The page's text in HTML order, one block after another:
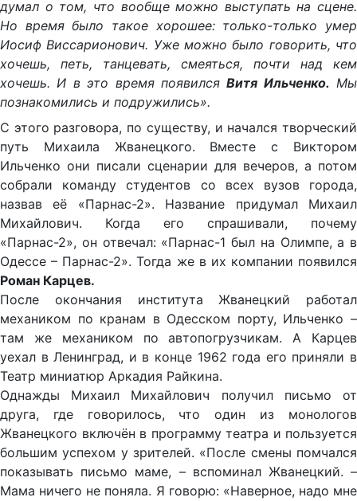
думал о том, что вообще можно выступать на сцене.
Но время было такое хорошее: только-только умер
Иосиф Виссарионович. Уже можно было говорить, что
хочешь, петь, танцевать, смеяться, почти над кем
хочешь. И в это время появилсяВитя Ильченко. Мы
познакомились и подружились».
С этого разговора, по существу, и начался творческий
путь Михаила Жванецкого. Вместе с Виктором
Ильченко они писали сценарии для вечеров, а потом
собрали команду студентов со всех вузов города,
назвав её «Парнас-2». Название придумал Михаил
Михайлович. Когда его спрашивали, почему
«Парнас-2», он отвечал: «Парнас-1 был на Олимпе, а в
Одессе – Парнас-2». Тогда же в их компании появился
Роман Карцев.
После окончания института Жванецкий работал
механиком по кранам в Одесском порту, Ильченко –
там же механиком по автопогрузчикам. А Карцев
уехал в Ленинград, и в конце 1962 года его приняли в
Театр миниатюр Аркадия Райкина.
Однажды Михаил Михайлович получил письмо от
друга, где говорилось, что один из монологов
Жванецкого включён в программу театра и пользуется
большим успехом у зрителей. «После смены помчался
показывать письмо маме, – вспоминал Жванецкий. –
Мама ничего не поняла. Я говорю: «Наверное, надо мне